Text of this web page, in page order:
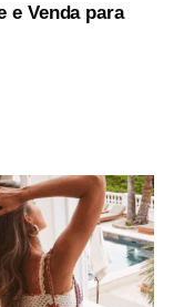
e Venda para